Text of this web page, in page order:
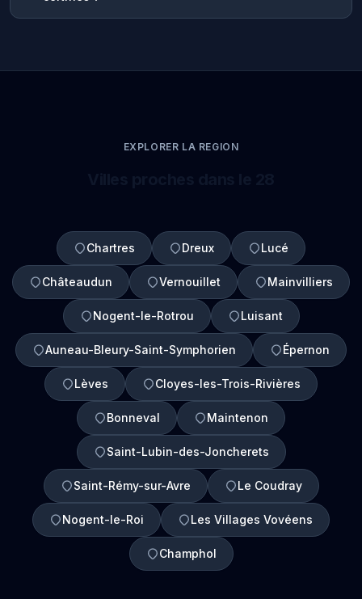
EXPLORER LA REGION
Chartres Dreux Lucé
Châteaudun Vernouillet Mainvilliers
Nogent-le-Rotrou Luisant
Auneau-Bleury-Saint-Symphorien Épernon
Lèves Cloyes-les-Trois-Rivières
Bonneval Maintenon
Saint-Lubin-des-Joncherets
Saint-Rémy-sur-Avre Le Coudray
Nogent-le-Roi Les Villages Vovéens
Champhol